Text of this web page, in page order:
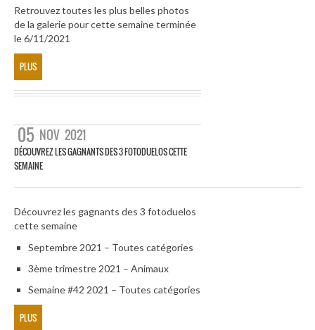
Retrouvez toutes les plus belles photos
de la galerie pour cette semaine terminée
le 6/11/2021
PLUS
05 NOV 2021
DÉCOUVREZ LES GAGNANTS DES 3 FOTODUELOS CETTE
SEMAINE
Découvrez les gagnants des 3 fotoduelos
cette semaine
Septembre 2021 – Toutes catégories
3ème trimestre 2021 – Animaux
Semaine #42 2021 – Toutes catégories
PLUS